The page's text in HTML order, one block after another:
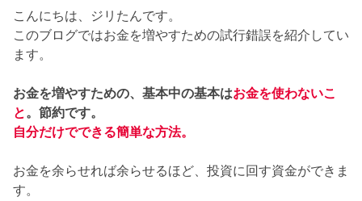
こんにちは、ジリたんです。
このブログではお金を増やすための試行錯誤を紹介してい
ます。
お金を増やすための、基本中の基本はお金を使わないこ
と。節約です。
自分だけでできる簡単な方法。
お金を余らせれば余らせるほど、投資に回す資金ができま
す。